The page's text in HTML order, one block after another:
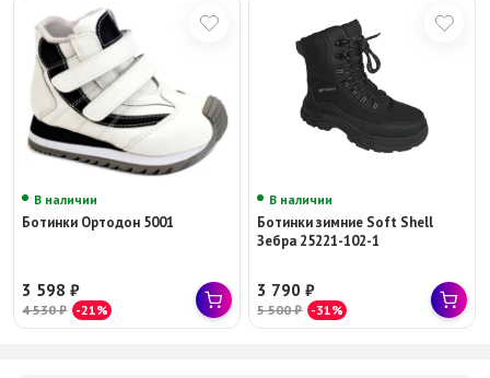
В наличии
Ботинки Ортодон 5001
3 598₽
4 530₽ -21%
В наличии
Ботинки зимние Soft Shell
Зебра 25221-102-1
3 790₽
5 500₽ -31%